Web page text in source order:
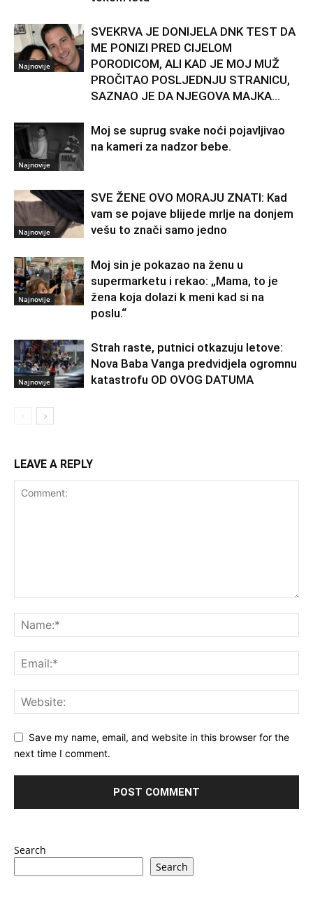
Najnovije
SVEKRVA JE DONIJELA DNK TEST DA
ME PONIZI PRED CIJELOM
PORODICOM, ALI KAD JE MOJ MUŽ
PROČITAO POSLJEDNJU STRANICU,
SAZNAO JE DA NJEGOVA MAJKA...
Najnovije
Moj se suprug svake noći pojavljivao
na kameri za nadzor bebe.
Najnovije
SVE ŽENE OVO MORAJU ZNATI: Kad
vam se pojave blijede mrlje na donjem
vešu to znači samo jedno
Najnovije
Moj sin je pokazao na ženu u
supermarketu i rekao: „Mama, to je
žena koja dolazi k meni kad si na
poslu.“
Najnovije
Strah raste, putnici otkazuju letove:
Nova Baba Vanga predvidjela ogromnu
katastrofu OD OVOG DATUMA
LEAVE A REPLY
Save my name, email, and website in this browser for the
next time I comment.
Search
Search